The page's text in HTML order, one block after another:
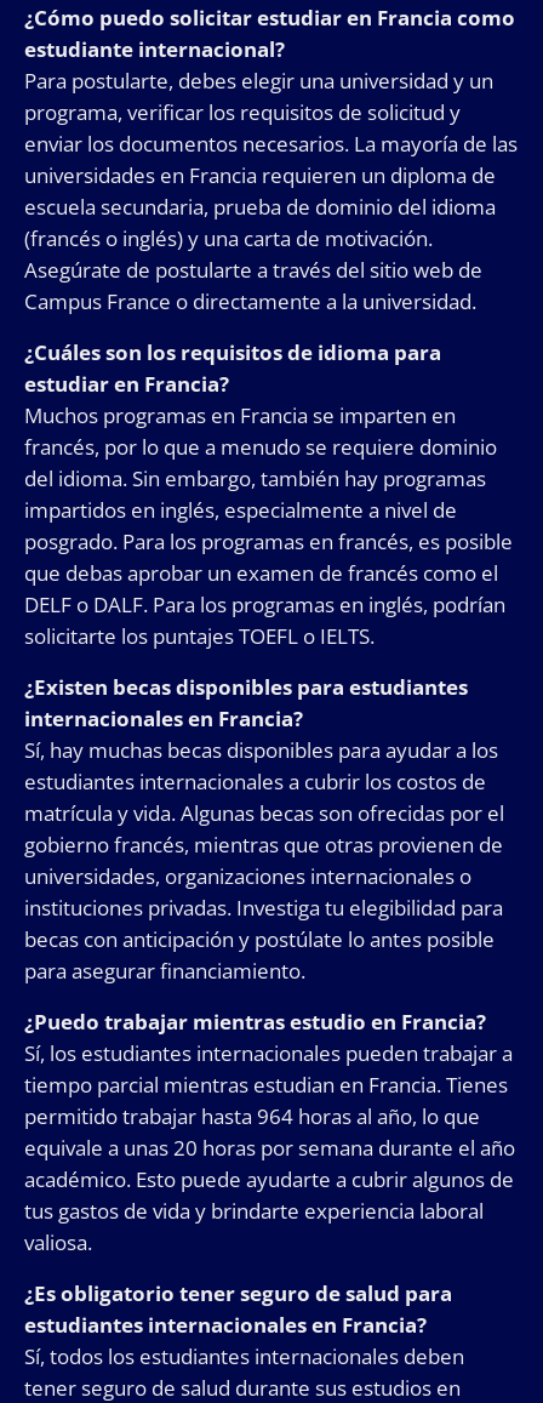
¿Cómo puedo solicitar estudiar en Francia como
estudiante internacional?
Para postularte, debes elegir una universidad y un
programa, verificar los requisitos de solicitud y
enviar los documentos necesarios. La mayoría de las
universidades en Francia requieren un diploma de
escuela secundaria, prueba de dominio del idioma
(francés o inglés) y una carta de motivación.
Asegúrate de postularte a través del sitio web de
Campus France o directamente a la universidad.
¿Cuáles son los requisitos de idioma para
estudiar en Francia?
Muchos programas en Francia se imparten en
francés, por lo que a menudo se requiere dominio
del idioma. Sin embargo, también hay programas
impartidos en inglés, especialmente a nivel de
posgrado. Para los programas en francés, es posible
que debas aprobar un examen de francés como el
DELF o DALF. Para los programas en inglés, podrían
solicitarte los puntajes TOEFL o IELTS.
¿Existen becas disponibles para estudiantes
internacionales en Francia?
Sí, hay muchas becas disponibles para ayudar a los
estudiantes internacionales a cubrir los costos de
matrícula y vida. Algunas becas son ofrecidas por el
gobierno francés, mientras que otras provienen de
universidades, organizaciones internacionales o
instituciones privadas. Investiga tu elegibilidad para
becas con anticipación y postúlate lo antes posible
para asegurar financiamiento.
¿Puedo trabajar mientras estudio en Francia?
Sí, los estudiantes internacionales pueden trabajar a
tiempo parcial mientras estudian en Francia. Tienes
permitido trabajar hasta 964 horas al año, lo que
equivale a unas 20 horas por semana durante el año
académico. Esto puede ayudarte a cubrir algunos de
tus gastos de vida y brindarte experiencia laboral
valiosa.
¿Es obligatorio tener seguro de salud para
estudiantes internacionales en Francia?
Sí, todos los estudiantes internacionales deben
tener seguro de salud durante sus estudios en